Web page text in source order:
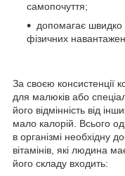
самопочуття;
допомагає швидко
фізичних
За своєю консистенції
для малюків або
його відмінність від
мало калорій. Всього
в організмі необхідну
вітамінів, які людина
його складу входить: